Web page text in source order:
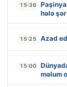
15:36
hələ
15:25 Azad
15:00
məlum